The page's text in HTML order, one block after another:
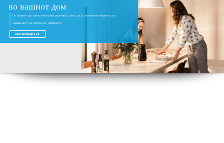
Со нашите достојни контролни решенија, нема да ја зголемите енергетската
ефикасност на сметка на удобноста.
Контактирајте нè
во вашиот дом